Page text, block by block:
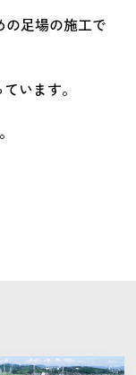
の足場の施工で
います。